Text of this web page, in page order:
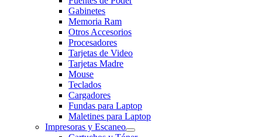
Gabinetes
Memoria Ram
Otros Accesorios
Procesadores
Tarjetas de Video
Tarjetas Madre
Mouse
Teclados
Cargadores
Fundas para Laptop
Maletines para Laptop
Impresoras y Escaneo